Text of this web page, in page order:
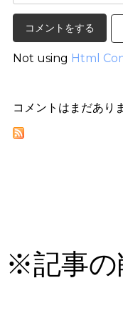
Not using Html
コメントはまだあり
※記事の